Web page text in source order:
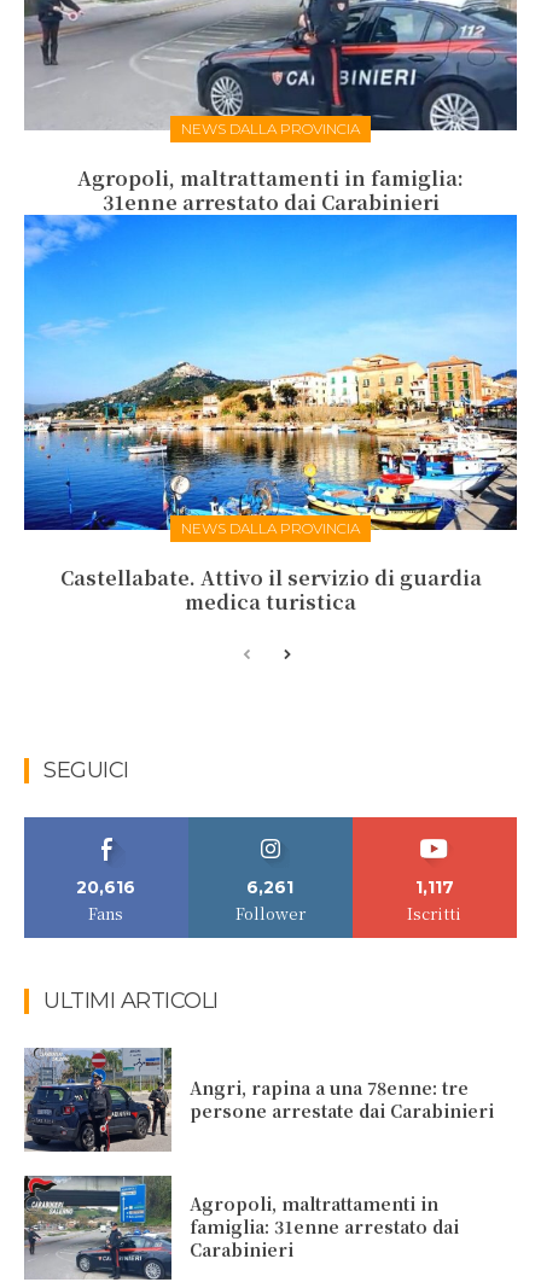
NEWS DALLA PROVINCIA
Agropoli, maltrattamenti in famiglia:
31enne arrestato dai Carabinieri
NEWS DALLA PROVINCIA
Castellabate. Attivo il servizio di guardia
medica turistica
SEGUICI
20,616
Fans
6,261
Follower
1,117
Iscritti
ULTIMI ARTICOLI
Angri, rapina a una 78enne: tre
persone arrestate dai Carabinieri
Agropoli, maltrattamenti in
famiglia: 31enne arrestato dai
Carabinieri